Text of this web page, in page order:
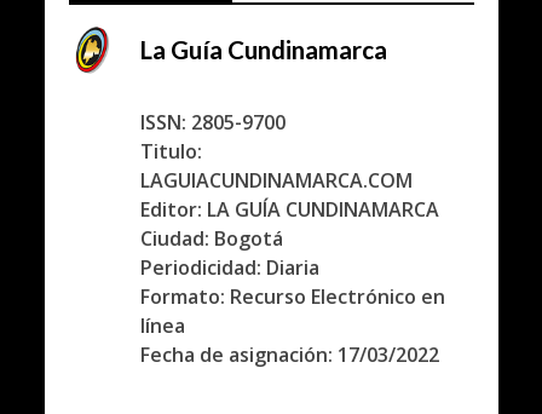
La Guía Cundinamarca
ISSN: 2805-9700
Titulo:
LAGUIACUNDINAMARCA.COM
Editor: LA GUÍA CUNDINAMARCA
Ciudad: Bogotá
Periodicidad: Diaria
Formato: Recurso Electrónico en
línea
Fecha de asignación: 17/03/2022